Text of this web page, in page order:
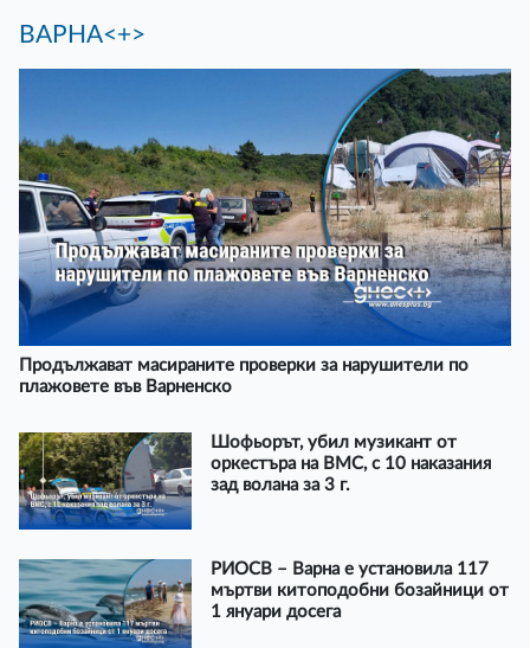
ВАРНА<+>
Продължават масираните проверки за нарушители по
плажовете във Варненско
Шофьорът, убил музикант от
оркестъра на ВМС, с 10 наказания
зад волана за 3 г.
РИОСВ – Варна е установила 117
мъртви китоподобни бозайници от
1 януари досега